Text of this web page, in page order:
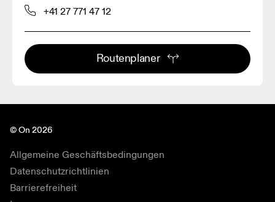
+41 27 771 47 12
Routenplaner
© On 2026
Allgemeine Geschäftsbedingungen
Datenschutzrichtlinien
Barrierefreiheit